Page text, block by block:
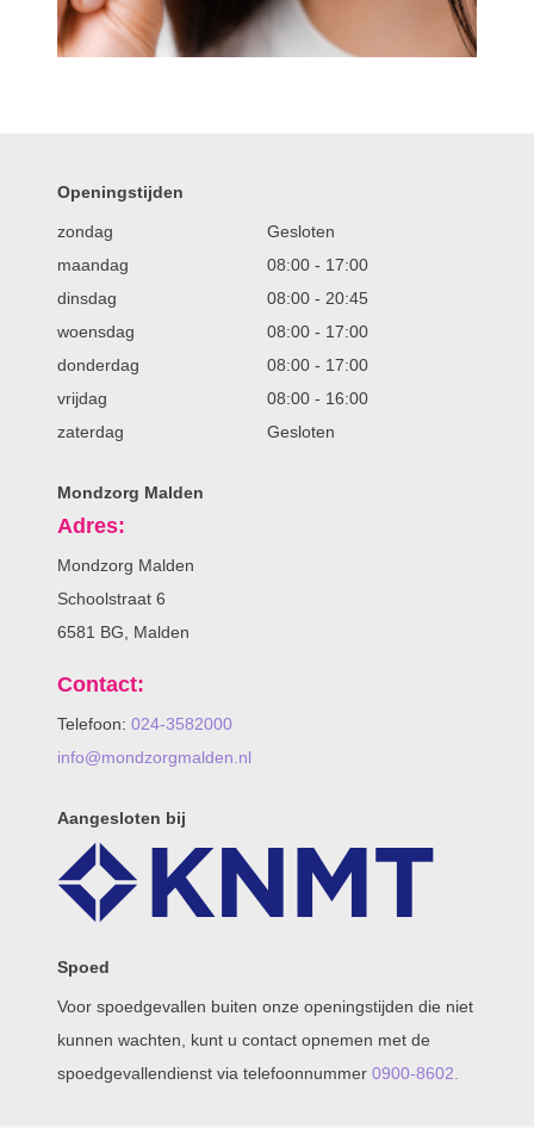
Openingstijden
zondag
Gesloten
maandag
08:00 - 17:00
dinsdag
08:00 - 20:45
woensdag
08:00 - 17:00
donderdag
08:00 - 17:00
vrijdag
08:00 - 16:00
zaterdag
Gesloten
Mondzorg Malden
Adres:
Mondzorg Malden
Schoolstraat 6
6581 BG, Malden
Contact:
Telefoon: 024-3582000
info@mondzorgmalden.nl
Aangesloten bij
Spoed
Voor spoedgevallen buiten onze openingstijden die niet
kunnen wachten, kunt u contact opnemen met de
spoedgevallendienst via telefoonnummer 0900-8602.